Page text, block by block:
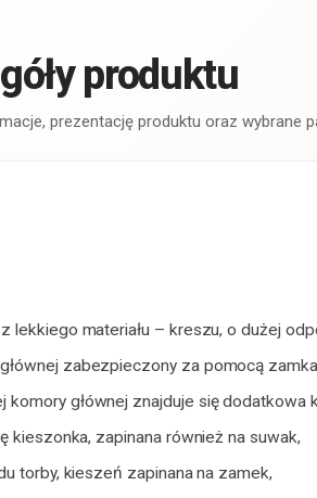
produktu
prezentację produktu oraz wybrane
lekkiego materiału – kreszu, o dużej
zabezpieczony za pomocą
komory głównej znajduje się dodatkowa
kieszonka, zapinana również na suwak,
torby, kieszeń zapinana na zamek,